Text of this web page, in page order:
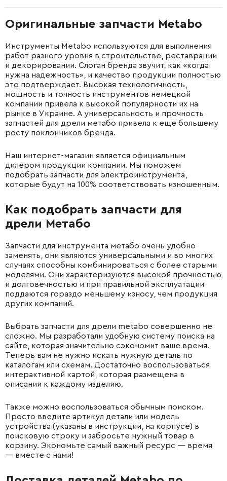
Оригинальные запчасти Metabo
Инструменты Metabo используются для выполнения
работ разного уровня в строительстве, реставрации
и декорировании. Слоган бренда звучит, как «когда
нужна надежность», и качество продукции полностью
это подтверждает. Высокая технологичность,
мощность и точность инструментов немецкой
компании привела к высокой популярности их на
рынке в Украине. А универсальность и прочность
запчастей для дрели метабо привела к ещё большему
росту поклонников бренда.
Наш интернет-магазин является официальным
дилером продукции компании. Мы поможем
подобрать запчасти для электроинструмента,
которые будут на 100% соответствовать изношенным.
Как подобрать запчасти для
дрели Метабо
Запчасти для инструмента метабо очень удобно
заменять, они являются универсальными и во многих
случаях способны комбинироваться с более старыми
моделями. Они характеризуются высокой прочностью
и долговечностью и при правильной эксплуатации
поддаются гораздо меньшему износу, чем продукция
других компаний.
Выбрать запчасти для дрели metabo совершенно не
сложно. Мы разработали удобную систему поиска на
сайте, которая значительно сэкономит ваше время.
Теперь вам не нужно искать нужную деталь по
каталогам или схемам. Достаточно воспользоваться
интерактивной картой, которая размещена в
описании к каждому изделию.
Также можно воспользоваться обычным поиском.
Просто введите артикул детали или модель
устройства (указаны в инструкции, на корпусе) в
поисковую строку и забросьте нужный товар в
корзину. Экономьте самый важный ресурс — время
— вместе с нами!